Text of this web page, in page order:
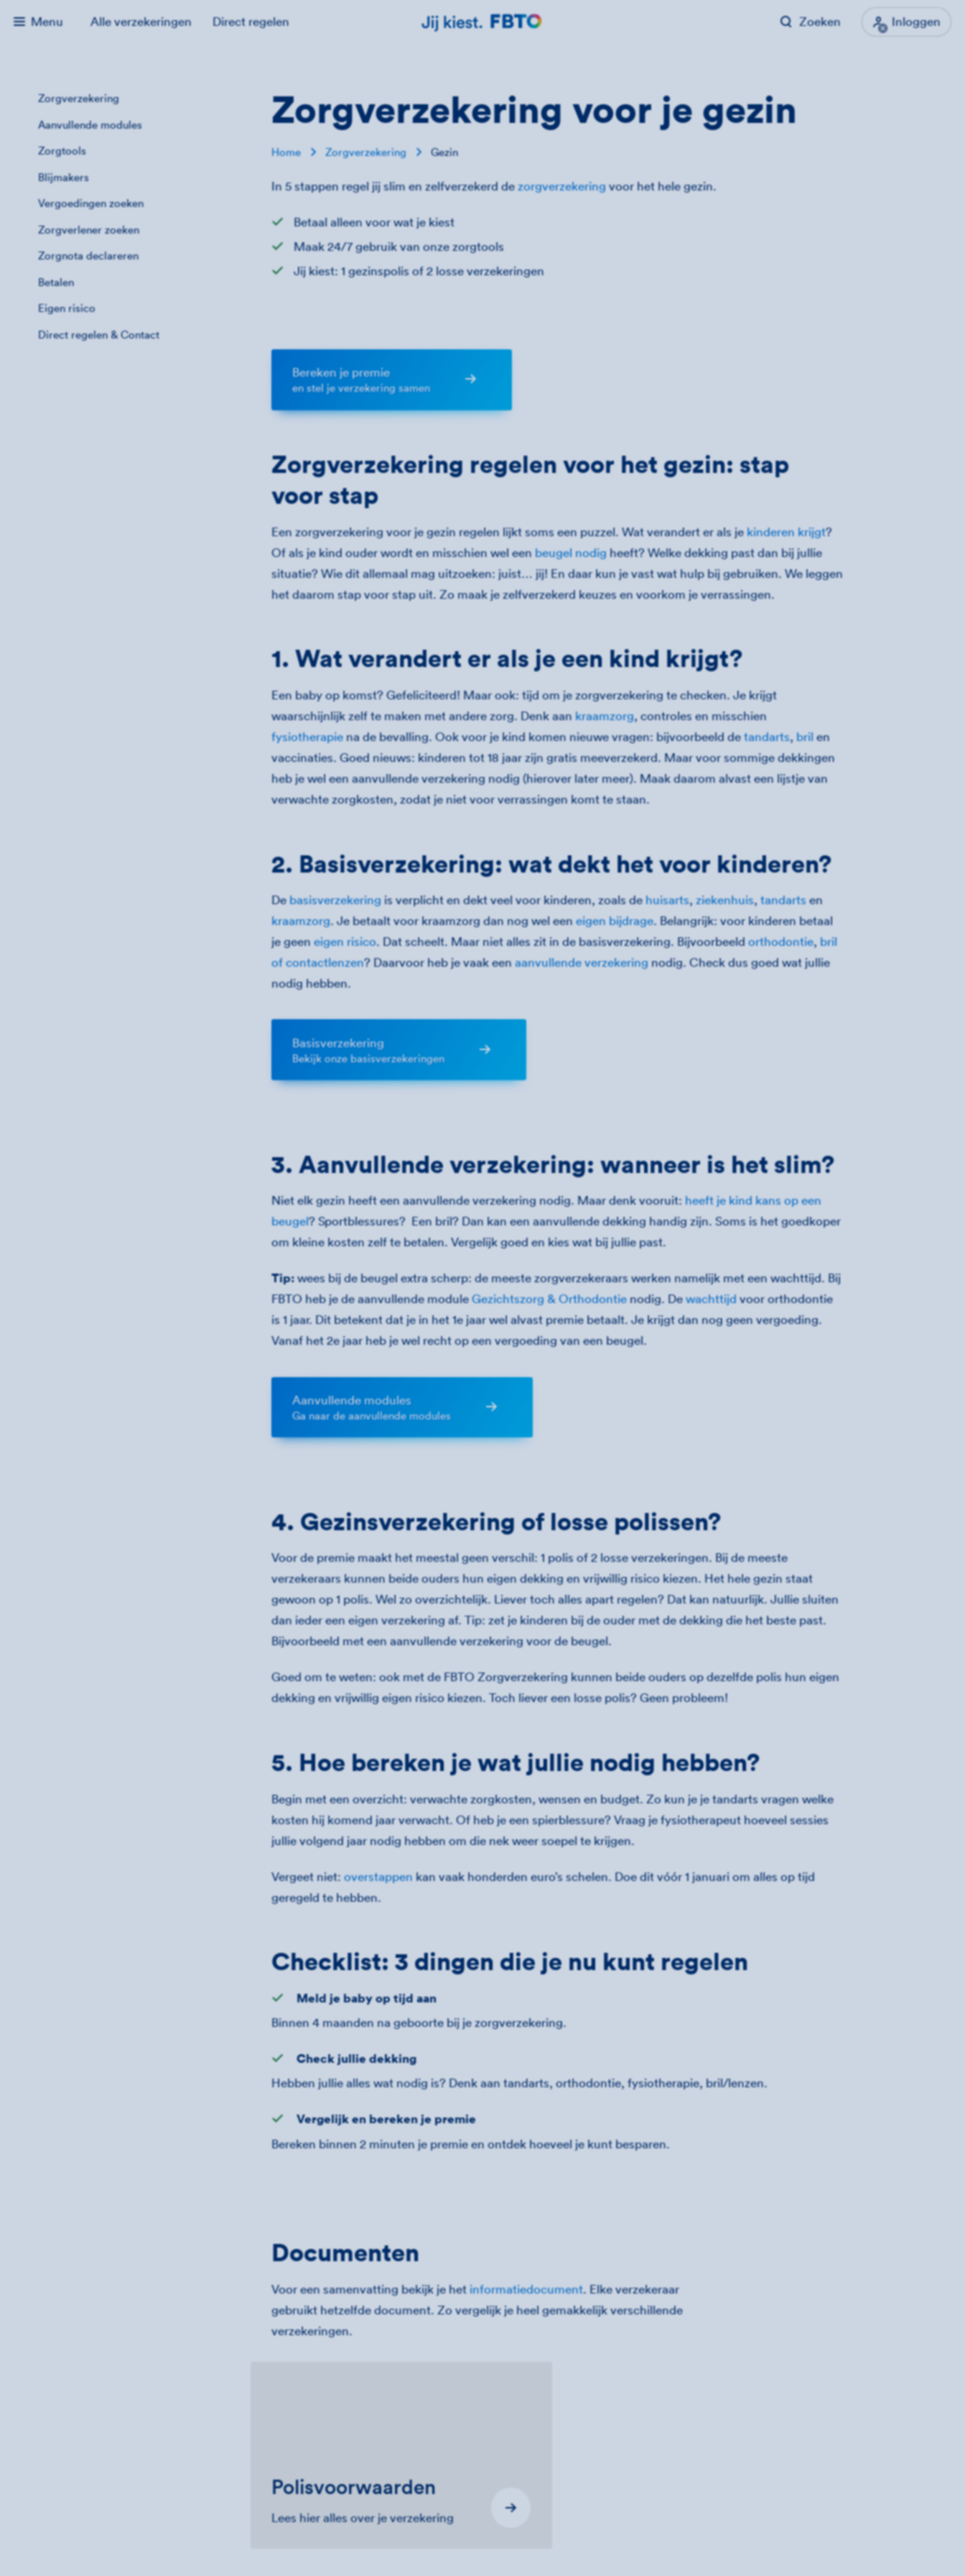
Menu Alle verzekeringen Direct regelen Zoeken Inloggen
Zorgverzekering
Aanvullende modules
Zorgtools
Blijmakers
Vergoedingen zoeken
Zorgverlener zoeken
Zorgnota declareren
Betalen
Eigen risico
Direct regelen & Contact
Zorgverzekering voor je gezin
Home Zorgverzekering Gezin
In 5 stappen regel jij slim en zelfverzekerd dezorgverzekeringvoor het hele gezin.
Betaal alleen voor wat je kiest
Maak 24/7 gebruik van onze zorgtools
Jij kiest: 1 gezinspolis of 2 losse verzekeringen
Bereken je premie
en stel je verzekering samen
Zorgverzekering regelen voor het gezin: stap
voor stap
Een zorgverzekering voor je gezin regelen lijkt soms een puzzel. Wat verandert er als jekinderen krijgt?
Of als je kind ouder wordt en misschien wel eenbeugel nodigheeft? Welke dekking past dan bij jullie
situatie? Wie dit allemaal mag uitzoeken: juist… jij! En daar kun je vast wat hulp bij gebruiken. We leggen
het daarom stap voor stap uit. Zo maak je zelfverzekerd keuzes en voorkom je verrassingen.
1. Wat verandert er als je een kind krijgt?
Een baby op komst? Gefeliciteerd! Maar ook: tijd om je zorgverzekering te checken. Je krijgt
waarschijnlijk zelf te maken met andere zorg. Denk aankraamzorg, controles en misschien
fysiotherapiena de bevalling. Ook voor je kind komen nieuwe vragen: bijvoorbeeld detandarts,brilen
vaccinaties. Goed nieuws: kinderen tot 18 jaar zijn gratis meeverzekerd. Maar voor sommige dekkingen
heb je wel een aanvullende verzekering nodig (hierover later meer). Maak daarom alvast een lijstje van
verwachte zorgkosten, zodat je niet voor verrassingen komt te staan.
2. Basisverzekering: wat dekt het voor kinderen?
Debasisverzekeringis verplicht en dekt veel voor kinderen, zoals dehuisarts,ziekenhuis,tandartsen
kraamzorg. Je betaalt voor kraamzorg dan nog wel eeneigen bijdrage. Belangrijk: voor kinderen betaal
je geeneigen risico. Dat scheelt. Maar niet alles zit in de basisverzekering. Bijvoorbeeldorthodontie,bril
of contactlenzen? Daarvoor heb je vaak eenaanvullende verzekeringnodig. Check dus goed wat jullie
nodig hebben.
Basisverzekering
Bekijk onze basisverzekeringen
3. Aanvullende verzekering: wanneer is het slim?
Niet elk gezin heeft een aanvullende verzekering nodig. Maar denk vooruit: heeft je kind kans op een
beugel? Sportblessures? Een bril? Dan kan een aanvullende dekking handig zijn. Soms is het goedkoper
om kleine kosten zelf te betalen. Vergelijk goed en kies wat bij jullie past.
Tip:wees bij de beugel extra scherp: de meeste zorgverzekeraars werken namelijk met een wachttijd. Bij
FBTO heb je de aanvullende moduleGezichtszorg & Orthodontienodig. Dewachttijdvoor orthodontie
is 1 jaar. Dit betekent dat je in het 1e jaar wel alvast premie betaalt. Je krijgt dan nog geen vergoeding.
Vanaf het 2e jaar heb je wel recht op een vergoeding van een beugel.
Aanvullende modules
Ga naar de aanvullende modules
4. Gezinsverzekering of losse polissen?
Voor de premie maakt het meestal geen verschil: 1 polis of 2 losse verzekeringen. Bij de meeste
verzekeraars kunnen beide ouders hun eigen dekking en vrijwillig risico kiezen. Het hele gezin staat
gewoon op 1 polis. Wel zo overzichtelijk. Liever toch alles apart regelen? Dat kan natuurlijk. Jullie sluiten
dan ieder een eigen verzekering af. Tip: zet je kinderen bij de ouder met de dekking die het beste past.
Bijvoorbeeld met een aanvullende verzekering voor de beugel.
Goed om te weten: ook met de FBTO Zorgverzekering kunnen beide ouders op dezelfde polis hun eigen
dekking en vrijwillig eigen risico kiezen. Toch liever een losse polis? Geen probleem!
5. Hoe bereken je wat jullie nodig hebben?
Begin met een overzicht: verwachte zorgkosten, wensen en budget. Zo kun je je tandarts vragen welke
kosten hij komend jaar verwacht. Of heb je een spierblessure? Vraag je fysiotherapeut hoeveel sessies
jullie volgend jaar nodig hebben om die nek weer soepel te krijgen.
Vergeet niet:overstappenkan vaak honderden euro’s schelen. Doe dit vóór 1 januari om alles op tijd
geregeld te hebben.
Checklist: 3 dingen die je nu kunt regelen
Meld je baby op tijd aan
Binnen 4 maanden na geboorte bij je zorgverzekering.
Check jullie dekking
Hebben jullie alles wat nodig is? Denk aan tandarts, orthodontie, fysiotherapie, bril/lenzen.
Vergelijk en bereken je premie
Bereken binnen 2 minuten je premie en ontdek hoeveel je kunt besparen.
Documenten
Voor een samenvatting bekijk je hetinformatiedocument. Elke verzekeraar
gebruikt hetzelfde document. Zo vergelijk je heel gemakkelijk verschillende
verzekeringen.
Polis­voorwaarden
Lees hier alles over je verzekering